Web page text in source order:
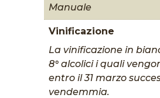
Manuale
Vinificazione
La vinificazione in
8° alcolici i quali
entro il 31 marzo
vendemmia.